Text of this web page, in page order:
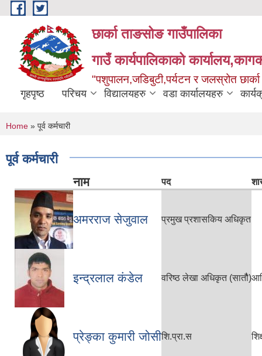
Skip to main content
छार्का ताङसोङ गाउँपालिका
गाउँ कार्यपालिकाको
"पशुपालन,जडिबुटी,पर्यटन र जलस्रोत
गृहपृष्ठ परिचय विद्यालयहरु वडा कार्यालयहरु
You are here
Home » पूर्व कर्मचारी
पूर्व कर्मचारी
नाम पद
अमरराज सेजुवाल प्रमुख प्रशासकिय अधिकृत
इन्द्रलाल कंडेल वरिष्ठ लेखा अधिकृत (सातौै)
प्रेङ्का कुमारी जोसीशि.प्रा.स